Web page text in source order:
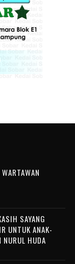
SAYANG
UNTUK ANAK-
HUDA